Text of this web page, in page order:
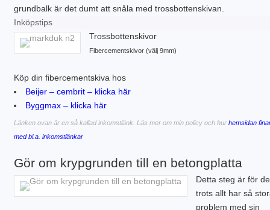
grundbalk är det dumt att snåla med trossbottenskivan.
Inköpstips
Trossbottenskivor
Fibercementskivor (välj 9mm)
Köp din fibercementskiva hos
Beijer – cembrit – klicka här
Byggmax – klicka här
Länken ovan är en så kallad inkomstlänk. Läs mer om min policy och hur hemsidan
med bl.a. inkomstlänkar
Gör om krypgrunden till en betongplatta
Detta steg är för
trots allt har så
problem med sin